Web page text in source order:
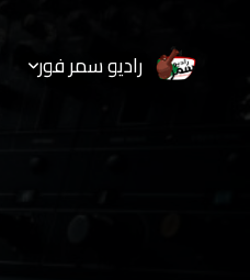
راديو سمر فور